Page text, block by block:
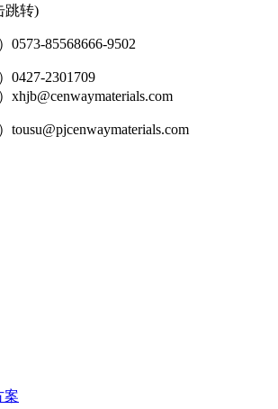
跳转)
85568666-9502
2301709
案